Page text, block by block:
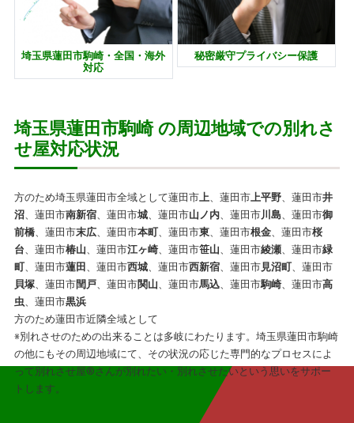
埼玉県蓮田市駒崎・全国・海外
対応
秘密厳守プライバシー保護
埼玉県蓮田市駒崎 の周辺地域での別れさ
せ屋対応状況
方のため埼玉県蓮田市全域として蓮田市上、蓮田市上平野、蓮田市井
沼、蓮田市南新宿、蓮田市城、蓮田市山ノ内、蓮田市川島、蓮田市御
前橋、蓮田市末広、蓮田市本町、蓮田市東、蓮田市根金、蓮田市桜
台、蓮田市椿山、蓮田市江ヶ崎、蓮田市笹山、蓮田市綾瀬、蓮田市緑
町、蓮田市蓮田 、蓮田市西城、蓮田市西新宿、蓮田市見沼町、蓮田市
貝塚、蓮田市閏戸、蓮田市関山、蓮田市馬込、蓮田市駒崎、蓮田市高
虫、蓮田市黒浜
方のため蓮田市近隣全域として
※別れさせのための出来ることは多岐にわたります。埼玉県蓮田市駒崎
の他にもその周辺地域にて、その状況の応じた専門的なプロセスによ
って別れさせ屋® さんが別れたい・別れさせたいという思いをサポー
トします。